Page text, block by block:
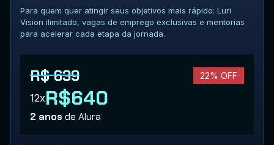
Para quem quer atingir seus objetivos mais rápido: Luri
Vision ilimitado, vagas de emprego exclusivas e mentorias
para acelerar cada etapa da jornada.
R$ 639 22% OFF
12xR$640
2 anosde Alura